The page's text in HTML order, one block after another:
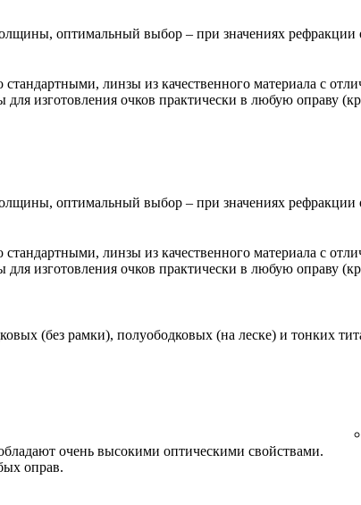
оптимальный выбор – при значениях рефракции
стандартными, линзы из качественного материала с
для изготовления очков практически в любую оправу
оптимальный выбор – при значениях рефракции
стандартными, линзы из качественного материала с
для изготовления очков практически в любую оправу
(без рамки), полуободковых (на леске) и тонких
очень высокими оптическими свойствами.
оправ.